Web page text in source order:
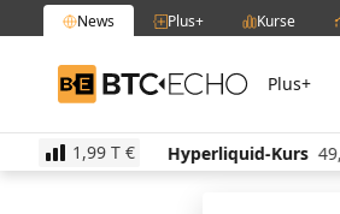
News Plus+ Kurse
BTC-ECHO Plus+
1,99 T €
€ -0.20% Hyperliquid-Kurs 49,06 €